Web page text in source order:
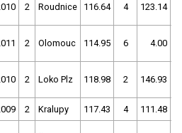
2 Roudnice 116.64 4 123.14
2 Olomouc 114.95 6 4.00
2 Loko Plz 118.98 2 146.93
2 Kralupy 117.43 4 111.48